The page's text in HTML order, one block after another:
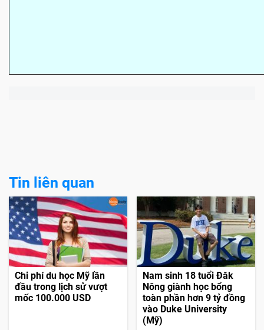
Tin liên quan
Chi phí du học Mỹ lần
đầu trong lịch sử vượt
mốc 100.000 USD
Nam sinh 18 tuổi Đăk
Nông giành học bổng
toàn phần hơn 9 tỷ đồng
vào Duke University
(Mỹ)